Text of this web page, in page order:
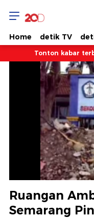
Home detik TV
Tonton kabar
Ruangan
Semarang